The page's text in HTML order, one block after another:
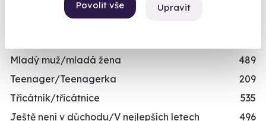
Povolit vše Upravit
Zážitky pro děti
Mladý muž/mladá žena
489
Teenager/Teenagerka
209
Třicátník/třicátnice
535
Ještě není v důchodu/V nejlepších letech
496